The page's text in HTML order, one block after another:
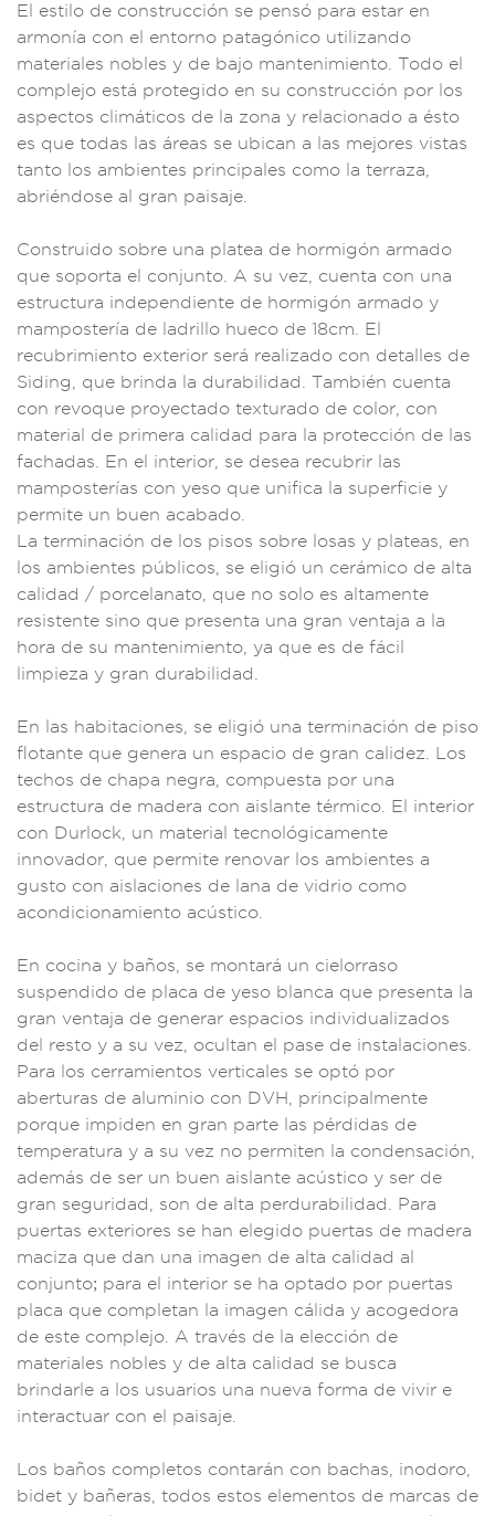
El estilo de construcción se pensó para estar en
armonía con el entorno patagónico utilizando
materiales nobl es y de bajo mantenimiento. Todo el
complejo está protegido en su construcción por los
aspectos climáticos de la zona y relacionado a ésto
es que todas las áreas se ubican a las mejores vistas
tanto los ambientes principales como la terraza,
abriéndose al gran paisaje.
Construido sobre una platea de hormigón armado
que soporta e l conjunto. A su vez, cuenta con una
estructura independiente de hormigón armado y
mampostería de ladri llo hueco de 18cm. El
recubrimiento exterior será realizado con detalles de
Siding, que brinda l a durabilidad. También cuenta
con revoque proyectado texturado de color, con
material
de primera ca lidad para la protección de las
fachadas. En el interior, se desea recubrir las
mamposterías con yeso que unifica la superficie y
permite un buen acabado.
La terminación de los pisos sobre losas y plateas, en
los ambientes públicos, se eligió un cerámico de alta
calidad / porcelanato, que no solo es altamente
resistente sino que presenta una gran ventaja a la
hora de su mantenimiento, ya que es de fácil
limpieza y gran durabilidad.
En las habitaciones, se eligió una terminación de piso
flotante que genera un espacio de gran calidez. Los
techos de chapa negra , compuesta por una
estructura de madera con aislante térmico. El interior
con Dur lock, un material tecnológicamente
innovador, que permite renovar los ambientes a
gusto con aislaciones de lana de vidrio como
acondicionamiento acústico.
En cocina y baños, se montará un cielorraso
suspendido de placa de yeso blanca que presenta la
gran ventaja de generar espacios individualizados
del resto y a su vez, ocultan el pase de insta laciones.
Para los cerramientos verticales se optó por
aberturas de aluminio con DVH, principalmente
porque impiden en gran parte las pérdidas de
temperatura y a su vez no permiten la condensación,
además de ser un buen aislante acústico y ser de
gran seguridad, son de alta perdurabilidad. Para
puertas exteriores se han elegido puertas de madera
maciza que dan una imagen de alta calidad al
conjunto; para el interior se ha optado por puertas
placa que completan la imagen cálida y acogedora
de este complejo. A través de la elección de
materiales nobles y de alta calidad se busca
brindarl e a los usuarios una nueva forma de vivir e
interactuar con el paisaje.
Los baños completos contarán con bachas, inodoro,
bidet y bañeras, todos estos elementos de marcas de